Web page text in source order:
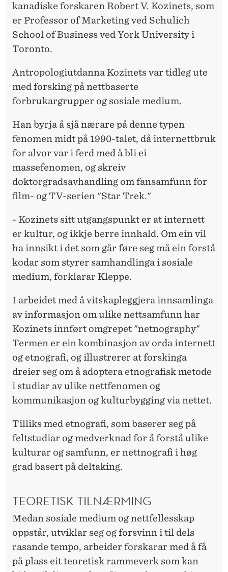
kanadiske forskaren Robert V. Kozinets, som
er Professor of Marketing ved Schulich
School of Business ved York University i
Toronto.
Antropologiutdanna Kozinets var tidleg ute
med forsking på nettbaserte
forbrukargrupper og sosiale medium.
Han byrja å sjå nærare på denne typen
fenomen midt på 1990-talet, då internettbruk
for alvor var i ferd med å bli ei
massefenomen, og skreiv
doktorgradsavhandling om fansamfunn for
film- og TV-serien "Star Trek."
- Kozinets sitt utgangspunkt er at internett
er kultur, og ikkje berre innhald. Om ein vil
ha innsikt i det som går føre seg må ein forstå
kodar som styrer samhandlinga i sosiale
medium, forklarar Kleppe.
I arbeidet med å vitskapleggjera innsamlinga
av informasjon om ulike nettsamfunn har
Kozinets innført omgrepet "netnography"
Termen er ein kombinasjon av orda internett
og etnografi, og illustrerer at forskinga
dreier seg om å adoptera etnografisk metode
i studiar av ulike nettfenomen og
kommunikasjon og kulturbygging via nettet.
Tilliks med etnografi, som baserer seg på
feltstudiar og medverknad for å forstå ulike
kulturar og samfunn, er nettnografi i høg
grad basert på deltaking.
TEORETISK TILNÆRMING
Medan sosiale medium og nettfellesskap
oppstår, utviklar seg og forsvinn i til dels
rasande tempo, arbeider forskarar med å få
på plass eit teoretisk rammeverk som kan